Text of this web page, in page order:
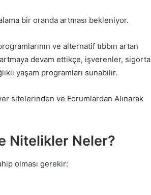
bir oranda artması bekleniyor.
ve alternatif tıbbın artan
devam ettikçe, işverenler, sigorta
yaşam programları sunabilir.
sitelerinden ve Forumlardan Alınarak
Nitelikler Neler?
olması gerekir: